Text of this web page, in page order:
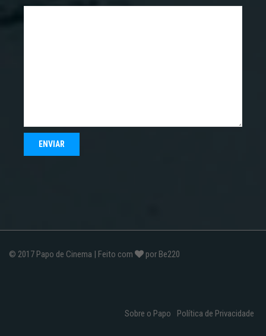
© 2017 Papo de Cinema | Feito com por Be220
Sobre o Papo Política de Privacidade